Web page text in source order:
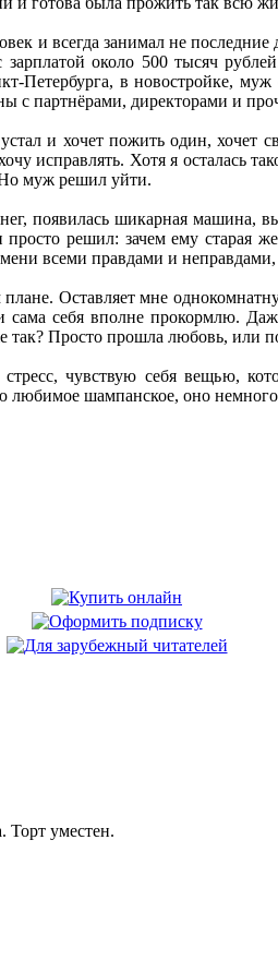
и всегда занимал не
около 500 тысяч
Петербурга, в новостройке,
с партнёрами, директорами и
и хочет пожить один,
исправлять. Хотя я осталась
муж решил уйти.
появилась шикарная машина,
решил: зачем ему старая
всеми правдами и
Оставляет мне
себя вполне прокормлю.
так? Просто прошла любовь,
чувствую себя вещью,
шампанское, оно
Торт уместен.